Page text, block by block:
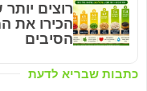
כתבות שבריא לדעת
רוצים יותר
הכירו את
הסיבים